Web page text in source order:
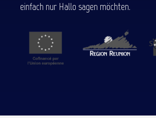
einfach nur Hallo sagen möchten.